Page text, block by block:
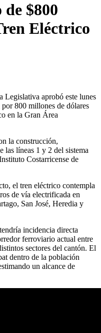
$800
Eléctrico
Legislativa aprobó este lunes
800 millones de dólares
en la Gran Área
la construcción,
las líneas 1 y 2 del sistema
Costarricense de
el tren eléctrico contempla
de vía electrificada en
San José, Heredia y
incidencia directa
ferroviario actual entre
sectores del cantón. El
dentro de la población
un alcance de